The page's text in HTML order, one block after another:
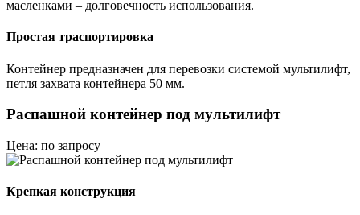
масленками – долговечность использования.
Простая траспортировка
Контейнер предназначен для перевозки системой мультилифт,
петля захвата контейнера 50 мм.
Распашной контейнер под мультилифт
Цена: по запросу
Крепкая конструкция